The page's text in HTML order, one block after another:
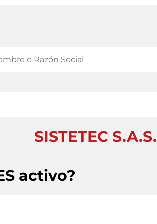
SISTETEC S.A.S.
activo?